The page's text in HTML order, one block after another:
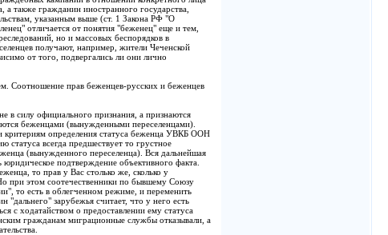
также гражданин иностранного государства,
указанным выше (ст. 1 Закона РФ "О
отличается от понятия "беженец" еще и тем,
но и массовых беспорядков в
получают, например, жители Чеченской
от того, подвергались ли они лично
Соотношение прав беженцев-русских и беженцев
в силу официального признания, а признаются
беженцами (вынужденными переселенцами).
критериям определения статуса беженца УВКБ ООН
всегда предшествует то грустное
(вынужденного переселенца). Вся дальнейшая
подтверждение объективного факта.
то прав у Вас столько же, сколько у
при этом соотечественники по бывшему Союзу
то есть в облегченном режиме, и переменить
"дальнего" зарубежья считает, что у него есть
с ходатайством о предоставлении ему статуса
гражданам миграционные службы отказывали, а